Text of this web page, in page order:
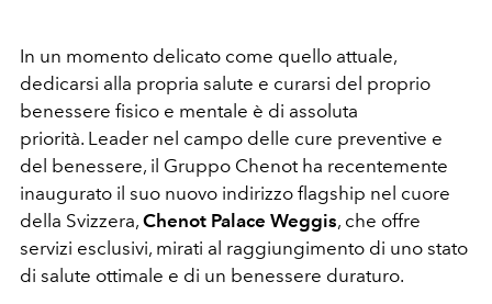
In un momento delicato come quello attuale,
dedicarsi alla propria salute e curarsi del proprio
benessere fisico e mentale è di assoluta
priorità. Leader nel campo delle cure preventive e
del benessere, il Gruppo Chenot ha recentemente
inaugurato il suo nuovo indirizzo flagship nel cuore
della Svizzera, Chenot Palace Weggis, che offre
servizi esclusivi, mirati al raggiungimento di uno stato
di salute ottimale e di un benessere duraturo.